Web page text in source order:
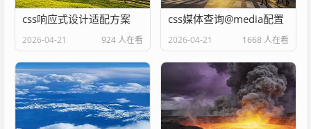
css响应式设计适配方案
2026-04-21 924 人在看
css媒体查询@media配置
2026-04-21 1668 人在看